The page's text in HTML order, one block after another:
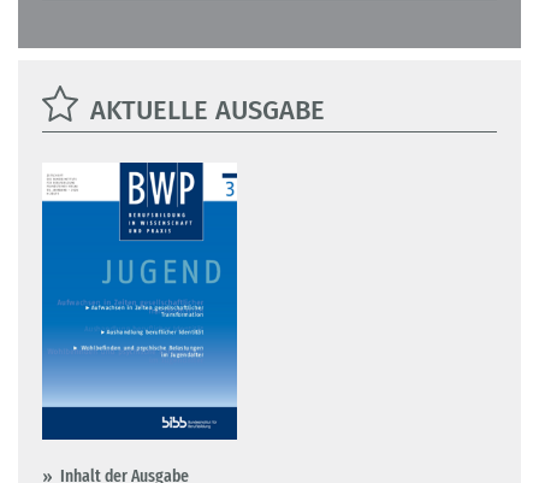
AKTUELLE AUSGABE
Inhalt der Ausgabe